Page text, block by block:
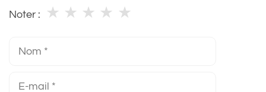
Noter : ★
★
★
★
★